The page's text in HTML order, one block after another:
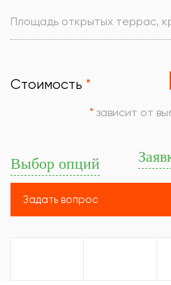
Площадь открытых террас,
Стоимость *
* зависит от
Выбор опций